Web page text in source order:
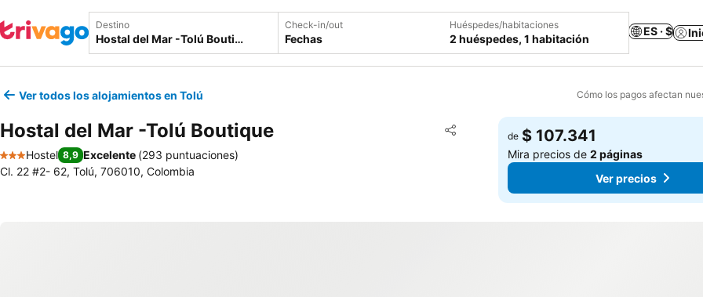
Destino Check-in/out
Fechas
Huéspedes/habitaciones
2 huéspedes, 1 habitación
ES · $
Ver todos los alojamientos en Tolú Cómo los pagos afectan
Hostal del Mar -Tolú Boutique Compartir
Agregar a favoritos
3 Estrellas
Hostel 8,9 Excelente (293 puntuaciones)
Cl. 22 #2- 62, Tolú, 706010, Colombia
de $ 107.341
Mira precios de2 páginas
Ver precios